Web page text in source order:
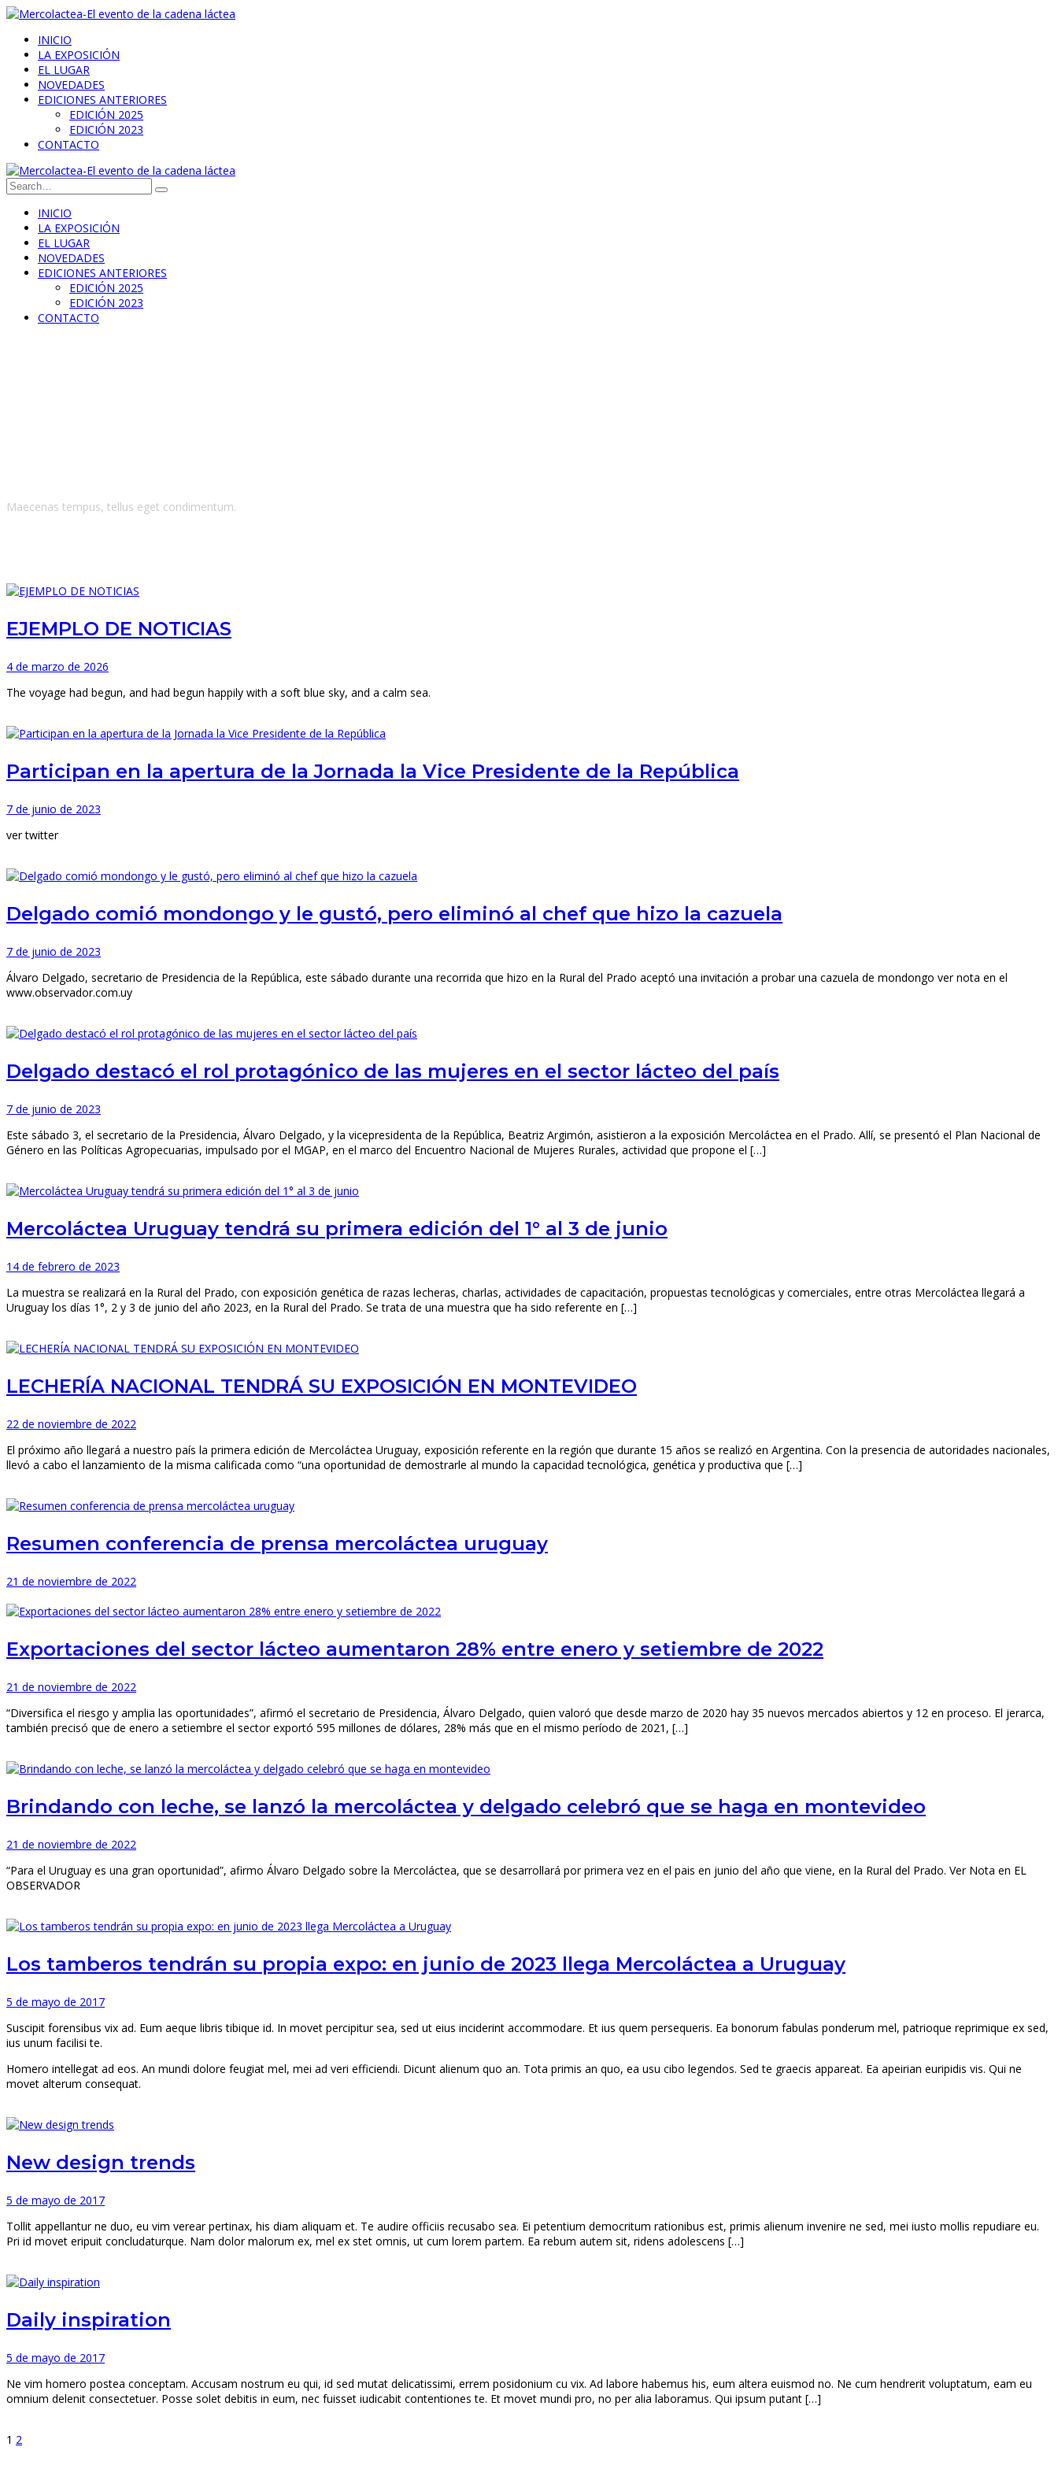
INICIO
LA EXPOSICIÓN
EL LUGAR
NOVEDADES
EDICIONES ANTERIORES
EDICIÓN 2025
EDICIÓN 2023
CONTACTO
INICIO
LA EXPOSICIÓN
EL LUGAR
NOVEDADES
EDICIONES ANTERIORES
EDICIÓN 2025
EDICIÓN 2023
CONTACTO
Maecenas tempus, tellus eget condimentum.
EJEMPLO DE NOTICIAS
4 de marzo de 2026
The voyage had begun, and had begun happily with a soft blue sky, and a calm sea.
Participan en la apertura de la Jornada la Vice Presidente de la República
7 de junio de 2023
ver twitter
Delgado comió mondongo y le gustó, pero eliminó al chef que hizo la cazuela
7 de junio de 2023
Álvaro Delgado, secretario de Presidencia de la República, este sábado durante una recorrida que hizo en la Rural del Prado aceptó una invitación a probar una cazuela de mondongo ver nota en el
www.observador.com.uy
Delgado destacó el rol protagónico de las mujeres en el sector lácteo del país
7 de junio de 2023
Este sábado 3, el secretario de la Presidencia, Álvaro Delgado, y la vicepresidenta de la República, Beatriz Argimón, asistieron a la exposición Mercoláctea en el Prado. Allí, se presentó el Plan Nacional de
Género en las Políticas Agropecuarias, impulsado por el MGAP, en el marco del Encuentro Nacional de Mujeres Rurales, actividad que propone el […]
Mercoláctea Uruguay tendrá su primera edición del 1° al 3 de junio
14 de febrero de 2023
La muestra se realizará en la Rural del Prado, con exposición genética de razas lecheras, charlas, actividades de capacitación, propuestas tecnológicas y comerciales, entre otras Mercoláctea llegará a
Uruguay los días 1°, 2 y 3 de junio del año 2023, en la Rural del Prado. Se trata de una muestra que ha sido referente en […]
LECHERÍA NACIONAL TENDRÁ SU EXPOSICIÓN EN MONTEVIDEO
22 de noviembre de 2022
El próximo año llegará a nuestro país la primera edición de Mercoláctea Uruguay, exposición referente en la región que durante 15 años se realizó en Argentina. Con la presencia de autoridades nacionales,
llevó a cabo el lanzamiento de la misma calificada como “una oportunidad de demostrarle al mundo la capacidad tecnológica, genética y productiva que […]
Resumen conferencia de prensa mercoláctea uruguay
21 de noviembre de 2022
Exportaciones del sector lácteo aumentaron 28% entre enero y setiembre de 2022
21 de noviembre de 2022
“Diversifica el riesgo y amplia las oportunidades”, afirmó el secretario de Presidencia, Álvaro Delgado, quien valoró que desde marzo de 2020 hay 35 nuevos mercados abiertos y 12 en proceso. El jerarca,
también precisó que de enero a setiembre el sector exportó 595 millones de dólares, 28% más que en el mismo período de 2021, […]
Brindando con leche, se lanzó la mercoláctea y delgado celebró que se haga en montevideo
21 de noviembre de 2022
“Para el Uruguay es una gran oportunidad”, afirmo Álvaro Delgado sobre la Mercoláctea, que se desarrollará por primera vez en el pais en junio del año que viene, en la Rural del Prado. Ver Nota en EL
OBSERVADOR
Los tamberos tendrán su propia expo: en junio de 2023 llega Mercoláctea a Uruguay
5 de mayo de 2017
Suscipit forensibus vix ad. Eum aeque libris tibique id. In movet percipitur sea, sed ut eius inciderint accommodare. Et ius quem persequeris. Ea bonorum fabulas ponderum mel, patrioque reprimique ex sed,
ius unum facilisi te.
Homero intellegat ad eos. An mundi dolore feugiat mel, mei ad veri efficiendi. Dicunt alienum quo an. Tota primis an quo, ea usu cibo legendos. Sed te graecis appareat. Ea apeirian euripidis vis. Qui ne
movet alterum consequat.
New design trends
5 de mayo de 2017
Tollit appellantur ne duo, eu vim verear pertinax, his diam aliquam et. Te audire officiis recusabo sea. Ei petentium democritum rationibus est, primis alienum invenire ne sed, mei iusto mollis repudiare eu.
Pri id movet eripuit concludaturque. Nam dolor malorum ex, mel ex stet omnis, ut cum lorem partem. Ea rebum autem sit, ridens adolescens […]
Daily inspiration
5 de mayo de 2017
Ne vim homero postea conceptam. Accusam nostrum eu qui, id sed mutat delicatissimi, errem posidonium cu vix. Ad labore habemus his, eum altera euismod no. Ne cum hendrerit voluptatum, eam eu
omnium delenit consectetuer. Posse solet debitis in eum, nec fuisset iudicabit contentiones te. Et movet mundi pro, no per alia laboramus. Qui ipsum putant […]
1 2